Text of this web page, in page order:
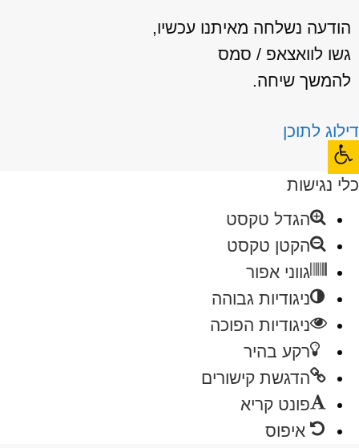
הודעה נשלחה מאיתנו עכשיו,
גשו לוואצאפ / סמס
להמשך שיחה.
לתוכן
נגישות
הגדל טקסט
הקטן טקסט
גווני אפור
ניגודיות גבוהה
ניגודיות הפוכה
רקע בהיר
הדגשת קישורים
פונט קריא
איפוס